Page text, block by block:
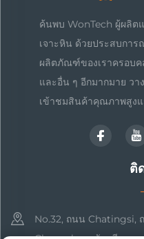
ค้นพบ WonTech ผู้ผลิต
เจาะหิน ด้วยประสบกา
ผลิตภัณฑ์ของเราครอบค
และอื่น ๆ อีกมากมาย วา
เข้าชมสินค้าคุณภาพสูงแ
ติ
No.32, ถนน Chatingsi,